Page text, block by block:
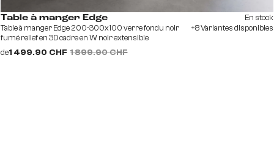
Table à manger Edge
Table à manger Edge 200-300x100 verre fondu noir
fumé relief en 3D cadre en W noir extensible
de1 499.90 CHF 1 899.90 CHF
En stock
+8 Variantes disponibles